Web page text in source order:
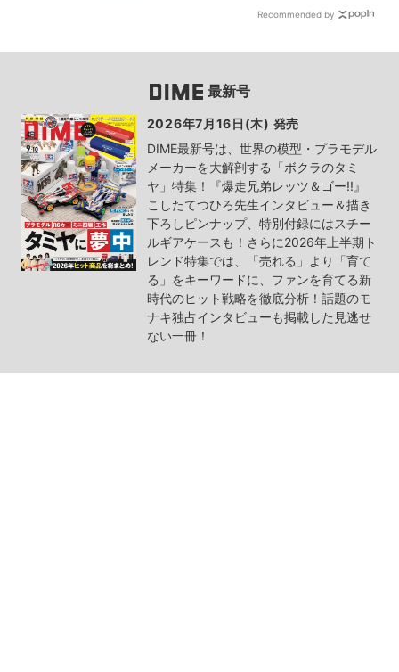
Recommended by
最新号
2026年7月16日(木) 発売
DIME最新号は、世界の模型・プラモデル
メーカーを大解剖する「ボクラのタミ
ヤ」特集！『爆走兄弟レッツ＆ゴー!!』
こしたてつひろ先生インタビュー＆描き
下ろしピンナップ、特別付録にはスチー
ルギアケースも！さらに2026年上半期ト
レンド特集では、「売れる」より「育て
る」をキーワードに、ファンを育てる新
時代のヒット戦略を徹底分析！話題のモ
ナキ独占インタビューも掲載した見逃せ
ない一冊！